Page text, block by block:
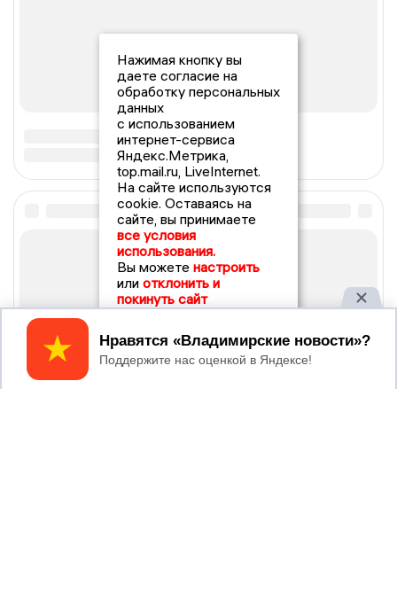
Нажимая кнопку вы
даете согласие на
обработку персональных
данных
с использованием
интернет-сервиса
Яндекс.Метрика,
top.mail.ru, LiveInternet.
На сайте используются
cookie. Оставаясь на
сайте, вы принимаете
все условия
использования.
Вы можете настроить
или отклонить и
покинуть сайт
Принять